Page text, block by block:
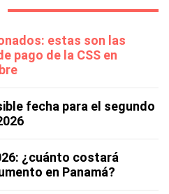
estas son las
pago de la CSS en
fecha para el segundo
¿cuánto costará
en Panamá?